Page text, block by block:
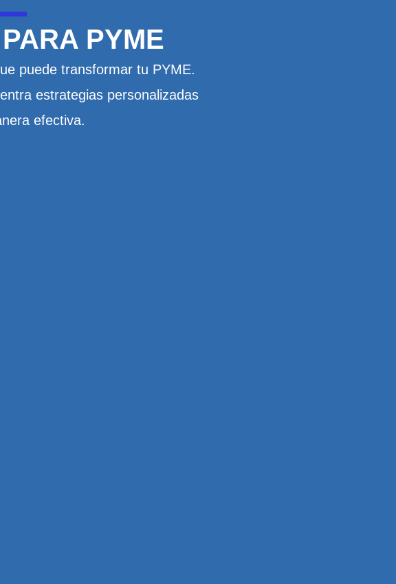
PYME
puede transformar tu PYME.
estrategias personalizadas
efectiva.